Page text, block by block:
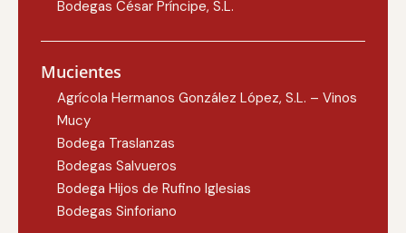
Bodegas César Príncipe, S.L.
Mucientes
Agrícola Hermanos González López, S.L. – Vinos
Mucy
Bodega Traslanzas
Bodegas Salvueros
Bodega Hijos de Rufino Iglesias
Bodegas Sinforiano